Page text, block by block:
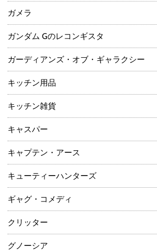
ガメラ
ガンダム Gのレコンギスタ
ガーディアンズ・オブ・ギャラクシー
キッチン用品
キッチン雑貨
キャスパー
キャプテン・アース
キューティーハンターズ
ギャグ・コメディ
クリッター
グノーシア